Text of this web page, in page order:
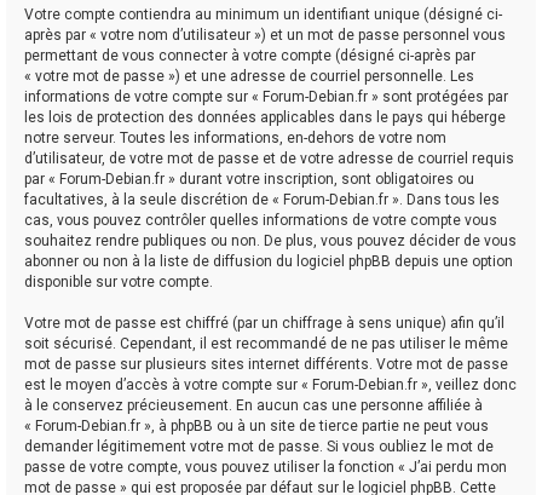
Votre compte contiendra au minimum un identifiant unique (désigné ci-
après par « votre nom d’utilisateur ») et un mot de passe personnel vous
permettant de vous connecter à votre compte (désigné ci-après par
« votre mot de passe ») et une adresse de courriel personnelle. Les
informations de votre compte sur « Forum-Debian.fr » sont protégées par
les lois de protection des données applicables dans le pays qui héberge
notre serveur. Toutes les informations, en-dehors de votre nom
d’utilisateur, de votre mot de passe et de votre adresse de courriel requis
par « Forum-Debian.fr » durant votre inscription, sont obligatoires ou
facultatives, à la seule discrétion de « Forum-Debian.fr ». Dans tous les
cas, vous pouvez contrôler quelles informations de votre compte vous
souhaitez rendre publiques ou non. De plus, vous pouvez décider de vous
abonner ou non à la liste de diffusion du logiciel phpBB depuis une option
disponible sur votre compte.
Votre mot de passe est chiffré (par un chiffrage à sens unique) afin qu’il
soit sécurisé. Cependant, il est recommandé de ne pas utiliser le même
mot de passe sur plusieurs sites internet différents. Votre mot de passe
est le moyen d’accès à votre compte sur « Forum-Debian.fr », veillez donc
à le conservez précieusement. En aucun cas une personne affiliée à
« Forum-Debian.fr », à phpBB ou à un site de tierce partie ne peut vous
demander légitimement votre mot de passe. Si vous oubliez le mot de
passe de votre compte, vous pouvez utiliser la fonction « J’ai perdu mon
mot de passe » qui est proposée par défaut sur le logiciel phpBB. Cette